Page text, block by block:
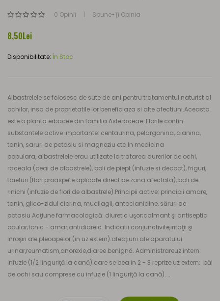
0 Opinii Spune-Ţi Opinia
8,50Lei
Disponibilitate: În Stoc
Albastrelele se folosesc de sute de ani pentru tratamentul naturist al
ochilor, insa de proprietatile lor beneficiaza si alte afectiuni.Aceasta
este o planta erbacee din familia Asteraceae. Florile contin
substantele active importante: centaurina, pelargonina, cianina,
tanin, saruri de potasiu si magneziu etc.In medicina
populara, albastrelele erau utilizate la tratarea durerilor de ochi,
raceala (ceai de albastrele), boli de piept (infuzie si decoct), friguri,
taieturi (flori proaspete aplicate direct pe zona afectata), boli de
rinichi (infuzie de flori de albastrele).Principii active: principii amare,
tanin, glico-zidul ciorina, mucilagii, antocianidine, săruri de
potasiu.Acţiune farmacologică: diuretic uşor;calmant şi antiseptic
ocular;tonic - amar;antidiareic. Indicatii:conjunctivite,iritaţii şi
inroşiri ale pleoapelor (in uz extern).afecţiuni ale aparatului
urinar,reumatism,anorexie,diaree benignă. Administrareuz intern:
infuzie (1/2 linguriţă la cană) care se bea in 2 - 3 reprize.uz extern: băi
de ochi sau comprese cu infuzie (1 linguriţă la cană). ..